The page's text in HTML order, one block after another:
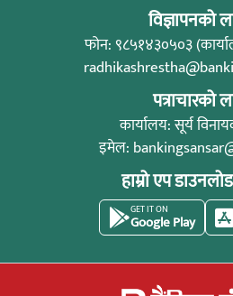
विज्ञापनको
फोन: ९८५१४३०५०३
पत्राचारको
कार्यालय: सूर्य
इमेल:
हाम्रो एप
GET IT ON
Google Play